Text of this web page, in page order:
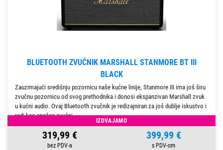
BLUETOOTH ZVUČNIK MARSHALL STANMORE BT III
BLACK
Zauzimajući središnju pozornicu naše kućne linije, Stanmore III ima još širu
zvučnu pozornicu od svog prethodnika i donosi ekspanzivan Marshall zvuk
u kućni audio. Ovaj Bluetooth zvučnik je redizajniran za još dublje iskustvo i
radi kao snažan zvučni
IZDVAJAMO
319,99 € 399,99 €